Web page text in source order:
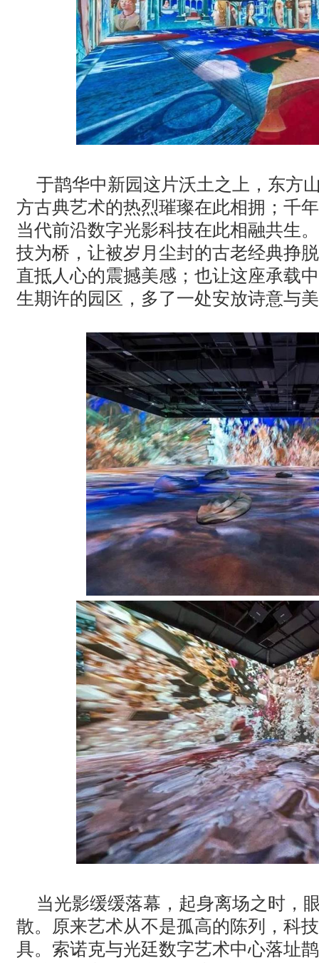
于鹊华中新园这片沃土之上，东方
方古典艺术的热烈璀璨在此相拥；千
当代前沿数字光影科技在此相融共生
技为桥，让被岁月尘封的古老经典挣
直抵人心的震撼美感；也让这座承载
生期许的园区，多了一处安放诗意与
当光影缓缓落幕，起身离场之时，
散。原来艺术从不是孤高的陈列，科
具。索诺克与光廷数字艺术中心落址